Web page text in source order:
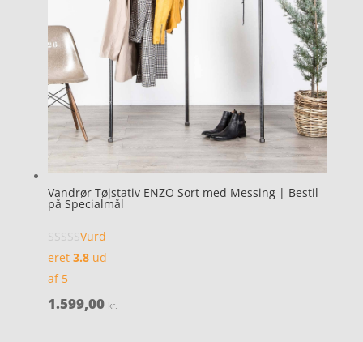
Vandrør Tøjstativ ENZO Sort med Messing | Bestil
på Specialmål
Vurd
eret 3.8ud
af 5
1.599,00 kr.